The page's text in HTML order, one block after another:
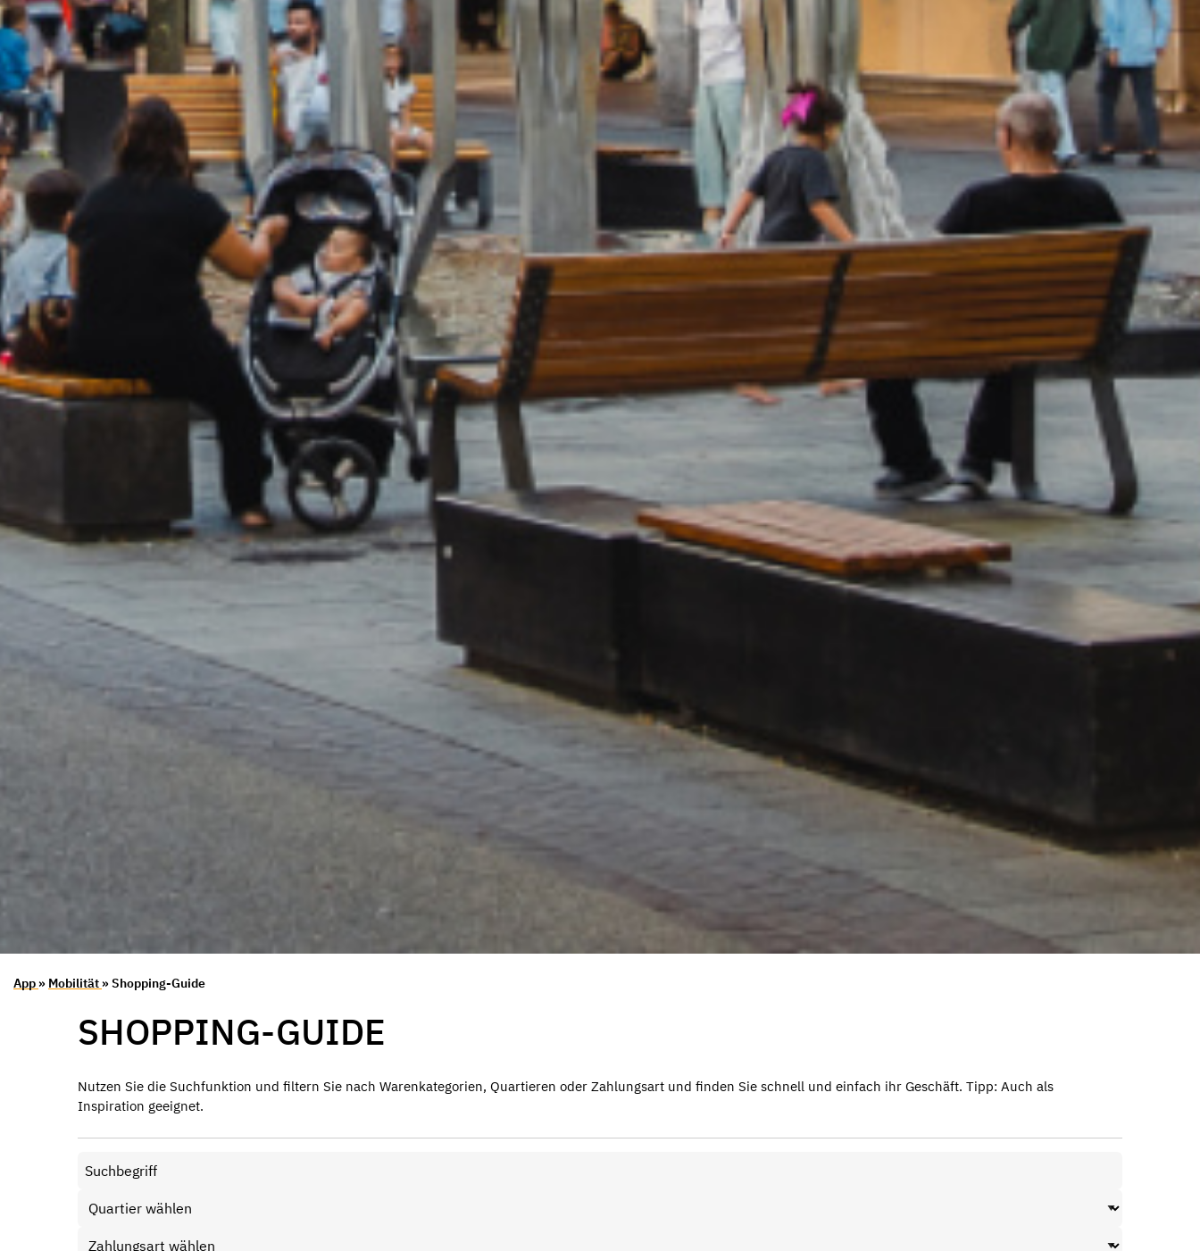
App » Mobilität » Shopping-Guide
SHOPPING-GUIDE
Nutzen Sie die Suchfunktion und filtern Sie nach Warenkategorien, Quartieren oder Zahlungsart und finden Sie schnell und einfach ihr Geschäft. Tipp: Auch als
Inspiration geeignet.